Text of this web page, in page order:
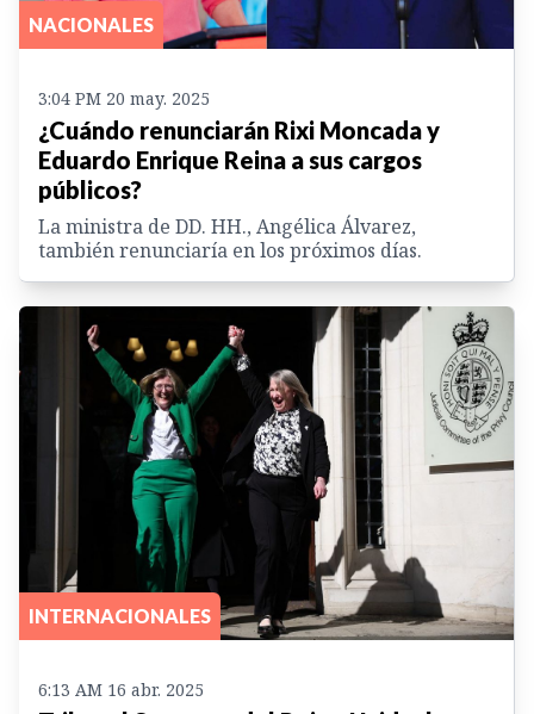
NACIONALES
3:04 PM 20 may. 2025
¿Cuándo renunciarán Rixi Moncada y
Eduardo Enrique Reina a sus cargos
públicos?
La ministra de DD. HH., Angélica Álvarez,
también renunciaría en los próximos días.
INTERNACIONALES
6:13 AM 16 abr. 2025